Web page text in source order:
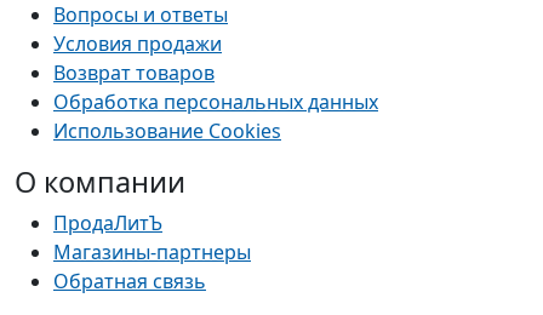
Вопросы и ответы
Условия продажи
Возврат товаров
Обработка персональных данных
Использование Cookies
О компании
ПродаЛитЪ
Магазины-партнеры
Обратная связь